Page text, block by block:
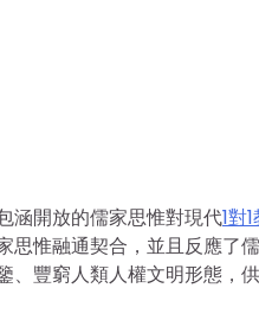
涵開放的儒家思惟對現代1對
思惟融通契合，並且反應了
豐窮人類人權文明形態，